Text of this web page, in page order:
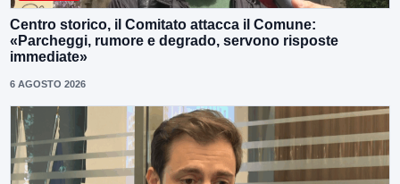
Centro storico, il Comitato attacca il Comune:
«Parcheggi, rumore e degrado, servono risposte
immediate»
6 AGOSTO 2026